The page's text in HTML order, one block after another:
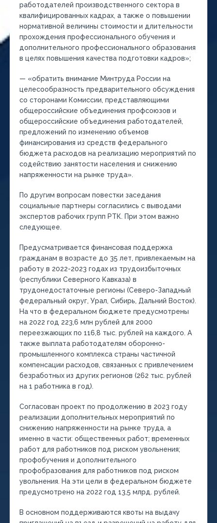
работодателей производственного сектора в
квалифицированных кадрах, а также о повышении
нормативной величины стоимости и длительности
прохождения профессионального обучения и
дополнительного профессионального образования
в целях повышения качества подготовки кадров»;
— «обратить внимание Минтруда России на
целесообразность предварительного обсуждения
со сторонами Комиссии, представляющими
общероссийские объединения профсоюзов и
общероссийские объединения работодателей,
предложений по изменению объемов
финансирования из средств федерального
бюджета расходов на реализацию мероприятий по
содействию занятости населения и снижению
напряженности на рынке труда».
По другим вопросам повестки заседания
социальные партнеры согласились с выводами
экспертов рабочих групп РТК. При этом важно
следующее.
Предусматривается финансовая поддержка
гражданам в возрасте до 35 лет, привлекаемым на
работу в 2022-2023 годах из трудоизбыточных
(республики Северного Кавказа) в
трудонедостаточные регионы (Северо-Западный
федеральный округ, Урал, Сибирь, Дальний Восток).
На что в федеральном бюджете предусмотрены
на 2022 год 223,6 млн рублей для 2000
переезжающих по 116,8 тыс. рублей на каждого. А
также выплата работодателям оборонно-
промышленного комплекса страны частичной
компенсации расходов, связанных с привлечением
безработных из других регионов (262 тыс. рублей
на 1 работника в год).
Согласован проект по продолжению в 2023 году
реализации дополнительных мероприятий по
снижению напряженности на рынке труда, а
именно в части: общественных работ; временных
работ для работников под риском увольнения;
профобучения и дополнительного
профобразования для работников под риском
увольнения. На эти цели в федеральном бюджете
предусмотрено на 2022 год 13,5 млрд. рублей.
В основном поддерживаются квоты на выдачу